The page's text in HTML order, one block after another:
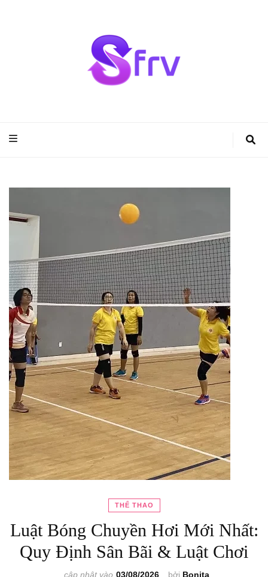
THỂ THAO
Luật Bóng Chuyền Hơi Mới Nhất:
Quy Định Sân Bãi & Luật Chơi
bởi Bonita
cập nhật vào 03/08/2026